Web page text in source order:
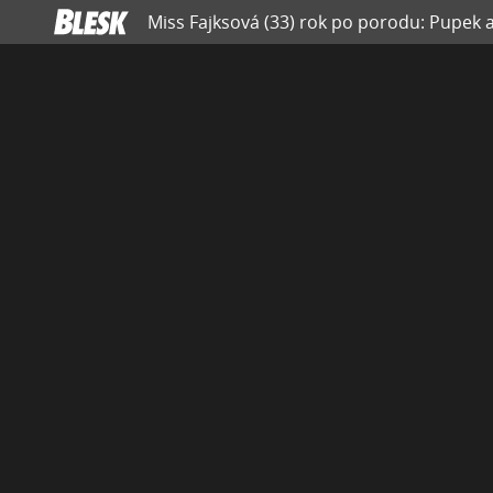
Miss Fajksová (33) rok po porodu: Pupek